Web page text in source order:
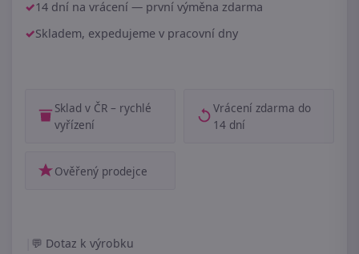
14 dní na vrácení — první výměna zdarma
Skladem, expedujeme v pracovní dny
Sklad v ČR – rychlé
vyřízení
Vrácení zdarma do
14 dní
Ověřený prodejce
Dotaz k výrobku